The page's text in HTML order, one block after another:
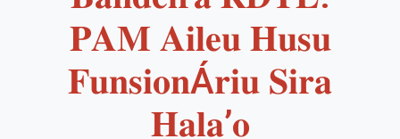
𝐏𝐀𝐌 𝐀𝐢𝐥𝐞𝐮 𝐇𝐮𝐬𝐮
𝐅𝐮𝐧𝐬𝐢𝐨𝐧Á𝐫𝐢𝐮 𝐒𝐢𝐫𝐚
𝐇𝐚𝐥𝐚’𝐨